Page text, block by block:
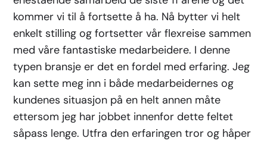
kommer vi til å fortsette å ha. Nå bytter vi helt
enkelt stilling og fortsetter vår flexreise sammen
med våre fantastiske medarbeidere. I denne
typen bransje er det en fordel med erfaring. Jeg
kan sette meg inn i både medarbeidernes og
kundenes situasjon på en helt annen måte
ettersom jeg har jobbet innenfor dette feltet
såpass lenge. Utfra den erfaringen tror og håper